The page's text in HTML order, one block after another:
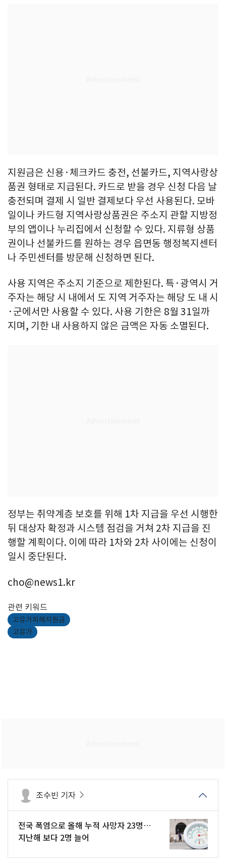
지원금은 신용·체크카드 충전, 선불카드, 지역사랑상
품권 형태로 지급된다. 카드로 받을 경우 신청 다음 날
충전되며 결제 시 일반 결제보다 우선 사용된다. 모바
일이나 카드형 지역사랑상품권은 주소지 관할 지방정
부의 앱이나 누리집에서 신청할 수 있다. 지류형 상품
권이나 선불카드를 원하는 경우 읍면동 행정복지센터
나 주민센터를 방문해 신청하면 된다.
사용 지역은 주소지 기준으로 제한된다. 특·광역시 거
주자는 해당 시 내에서 도 지역 거주자는 해당 도 내 시
·군에서만 사용할 수 있다. 사용 기한은 8월 31일까
지며, 기한 내 사용하지 않은 금액은 자동 소멸된다.
정부는 취약계층 보호를 위해 1차 지급을 우선 시행한
뒤 대상자 확정과 시스템 점검을 거쳐 2차 지급을 진
행할 계획이다. 이에 따라 1차와 2차 사이에는 신청이
일시 중단된다.
cho@news1.kr
관련 키워드
고유가피해지원금
고유가
조수빈 기자
전국 폭염으로 올해 누적 사망자 23명…
지난해 보다 2명 늘어